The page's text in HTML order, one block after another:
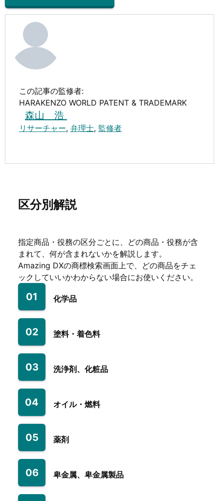
この記事の監修者:
HARAKENZO WORLD PATENT & TRADEMARK
森山 浩
リサーチャー, 弁理士, 監修者
区分別解説
指定商品・役務の区分ごとに、どの商品・役務が含
まれて、何が含まれないかを解説します。
Amazing DXの商標検索画面上で、どの商品をチェ
ックしていいかわからない場合にお使いください。
01 化学品
02 塗料・着色料
03 洗浄剤、化粧品
04 オイル・燃料
05 薬剤
06 卑金属、卑金属製品